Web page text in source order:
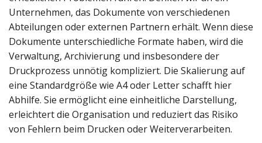
Unternehmen, das Dokumente von verschiedenen
Abteilungen oder externen Partnern erhält. Wenn diese
Dokumente unterschiedliche Formate haben, wird die
Verwaltung, Archivierung und insbesondere der
Druckprozess unnötig kompliziert. Die Skalierung auf
eine Standardgröße wie A4 oder Letter schafft hier
Abhilfe. Sie ermöglicht eine einheitliche Darstellung,
erleichtert die Organisation und reduziert das Risiko
von Fehlern beim Drucken oder Weiterverarbeiten.